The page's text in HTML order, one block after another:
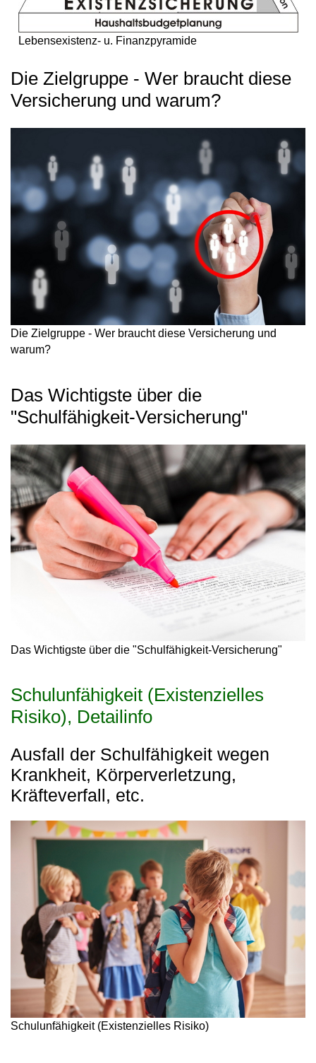
Lebensexistenz- u. Finanzpyramide
Die Zielgruppe - Wer braucht diese
Versicherung und warum?
Die Zielgruppe - Wer braucht diese Versicherung und
warum?
Das Wichtigste über die
"Schulfähigkeit-Versicherung"
Das Wichtigste über die "Schulfähigkeit-Versicherung"
Schulunfähigkeit (Existenzielles
Risiko), Detailinfo
Ausfall der Schulfähigkeit wegen
Krankheit, Körperverletzung,
Kräfteverfall, etc.
Schulunfähigkeit (Existenzielles Risiko)